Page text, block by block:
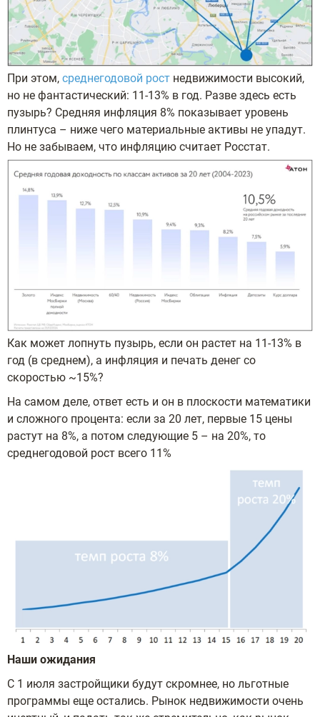
При этом, среднегодовой рост недвижимости высокий,
но не фантастический: 11-13% в год. Разве здесь есть
пузырь? Средняя инфляция 8% показывает уровень
плинтуса – ниже чего материальные активы не упадут.
Но не забываем, что инфляцию считает Росстат.
Как может лопнуть пузырь, если он растет на 11-13% в
год (в среднем), а инфляция и печать денег со
скоростью ~15%?
На самом деле, ответ есть и он в плоскости математики
и сложного процента: если за 20 лет, первые 15 цены
растут на 8%, а потом следующие 5 – на 20%, то
среднегодовой рост всего 11%
Наши ожидания
С 1 июля застройщики будут скромнее, но льготные
программы еще остались. Рынок недвижимости очень